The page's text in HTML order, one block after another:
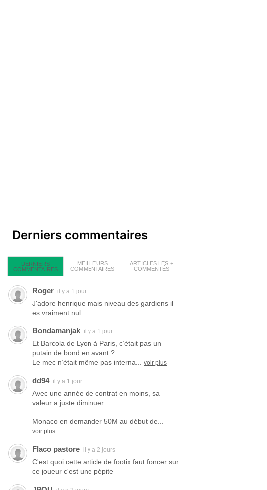
Derniers commentaires
DERNIERS
COMMENTAIRES
MEILLEURS
COMMENTAIRES
ARTICLES LES +
COMMENTÉS
Roger il y a 1 jour
J'adore henrique mais niveau des gardiens il
es vraiment nul
Bondamanjak il y a 1 jour
Et Barcola de Lyon à Paris, c’était pas un
putain de bond en avant ?
Le mec n’était même pas interna...
voir plus
dd94 il y a 1 jour
Avec une année de contrat en moins, sa
valeur a juste diminuer....
Monaco en demander 50M au début de...
voir plus
Flaco pastore il y a 2 jours
C'est quoi cette article de footix faut foncer sur
ce joueur c'est une pépite